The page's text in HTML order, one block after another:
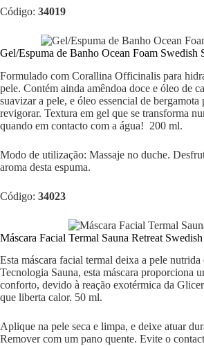
Código: 34019
Gel/Espuma de Banho Ocean Foam Swedish
Formulado com Corallina Officinalis para
pele. Contém ainda amêndoa doce e óleo de
suavizar a pele, e óleo essencial de bergamota
revigorar. Textura em gel que se transforma
quando em contacto com a água! 200 ml.
Modo de utilização: Massaje no duche.
aroma desta espuma.
Código: 34023
Máscara Facial Termal Sauna Retreat Swedish
Esta máscara facial termal deixa a pele nutrida
Tecnologia Sauna, esta máscara proporciona
conforto, devido à reação exotérmica da
que liberta calor. 50 ml.
Aplique na pele seca e limpa, e deixe atuar
Remover com um pano quente. Evite o